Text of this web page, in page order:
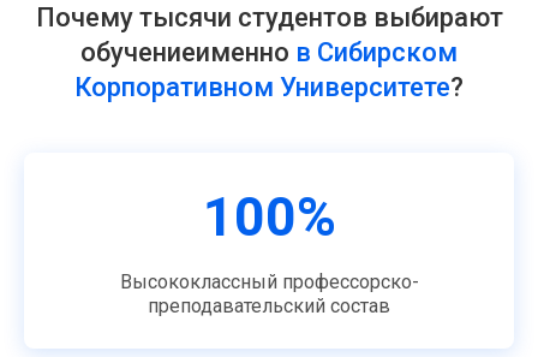
Почему тысячи студентов выбирают
обучениеименно в Сибирском
Корпоративном Университете?
100%
Высококлассный профессорско-
преподавательский состав